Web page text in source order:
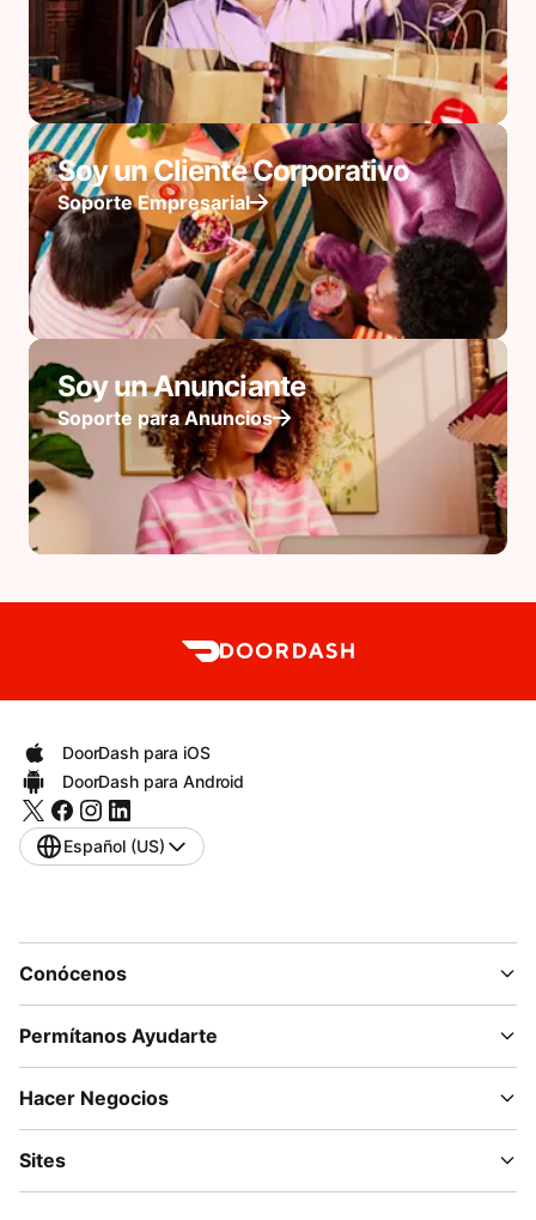
Soy un Cliente Corporativo
Soporte Empresarial
Soy un Anunciante
Soporte para Anuncios
DoorDash para iOS
DoorDash para Android
Español (US)
Conócenos
Permítanos Ayudarte
Hacer Negocios
Sites